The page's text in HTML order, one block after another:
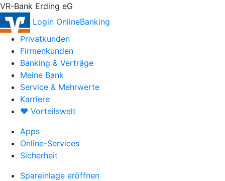
VR-Bank Erding eG
Login OnlineBanking
Privatkunden
Firmenkunden
Banking & Verträge
Meine Bank
Service & Mehrwerte
Karriere
♥ Vorteilswelt
Apps
Online-Services
Sicherheit
Spareinlage eröffnen